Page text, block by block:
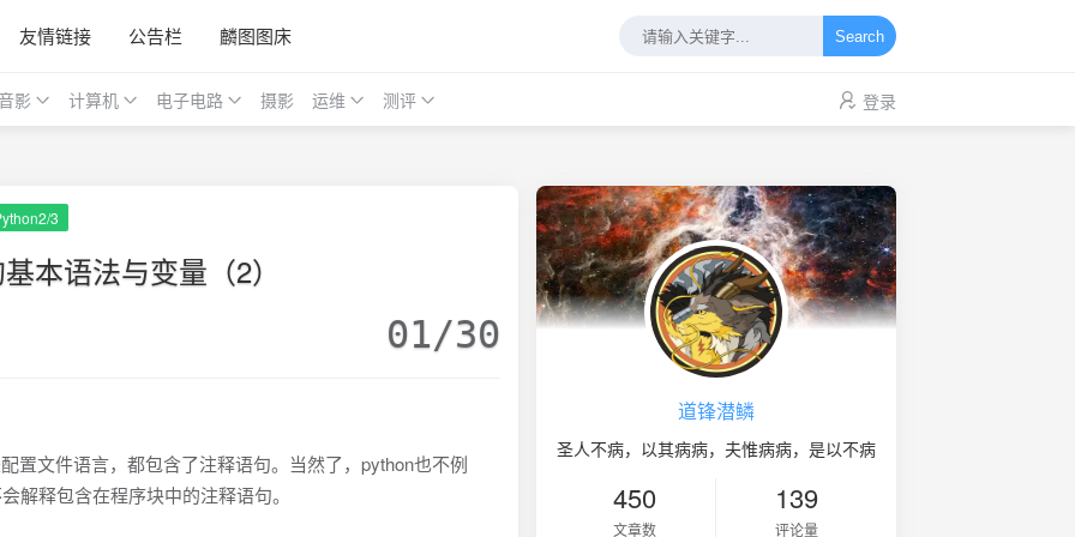
友情链接 公告栏 麟图图床 Search
影 计算机 电子电路 摄影 运维 测评 登录
3
本语法与变量（2）
01/30
置文件语言，都包含了注释语句。当然了，python也不例
解释包含在程序块中的注释语句。
道锋潜鳞
圣人不病，以其病病，夫惟病病，是以不病
450
文章数
139
评论量